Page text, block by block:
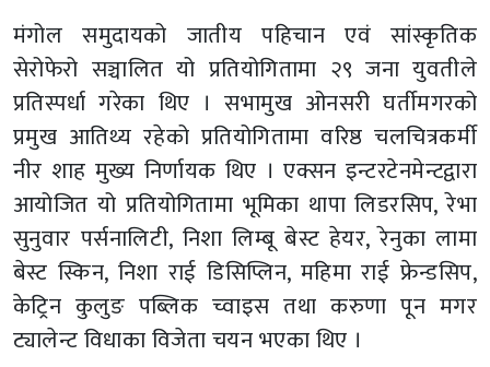
मंगोल समुदायको जातीय पहिचान एवं सांस्कृतिक
सेरोफेरो सञ्चालित यो प्रतियोगितामा २९ जना युवतीले
प्रतिस्पर्धा गरेका थिए । सभामुख ओनसरी घर्तीमगरको
प्रमुख आतिथ्य रहेको प्रतियोगितामा वरिष्ठ चलचित्रकर्मी
नीर शाह मुख्य निर्णायक थिए । एक्सन इन्टरटेनमेन्टद्वारा
आयोजित यो प्रतियोगितामा भूमिका थापा लिडरसिप, रेभा
सुनुवार पर्सनालिटी, निशा लिम्बू बेस्ट हेयर, रेनुका लामा
बेस्ट स्किन, निशा राई डिसिप्लिन, महिमा राई फ्रेन्डसिप,
केट्रिन कुलुङ पब्लिक च्वाइस तथा करुणा पून मगर
ट्यालेन्ट विधाका विजेता चयन भएका थिए ।